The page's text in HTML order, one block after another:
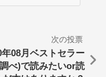
次の投票
年08月ベストセラー
べ)で読みたいor読